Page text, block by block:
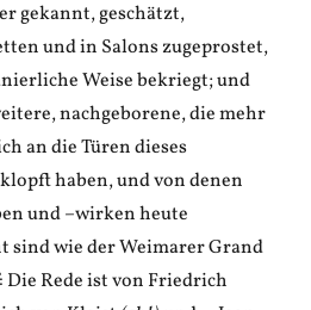
gekannt, geschätzt,
und in Salons zugeprostet,
Weise bekriegt; und
nachgeborene, die mehr
an die Türen dieses
haben, und von denen
und –wirken heute
sind wie der Weimarer Grand
Rede ist von Friedrich